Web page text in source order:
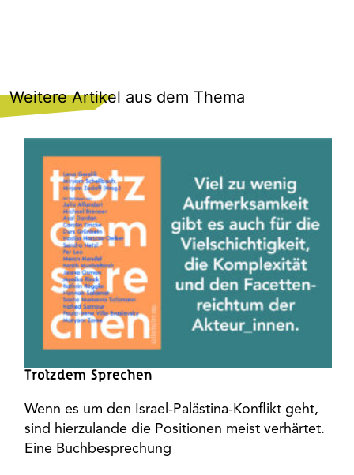
Weitere Artikel aus dem Thema
Trotzdem Sprechen
Wenn es um den Israel-Palästina-Konflikt geht,
sind hierzulande die Positionen meist verhärtet.
Eine Buchbesprechung